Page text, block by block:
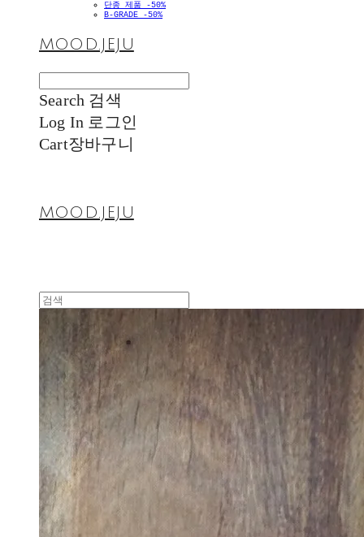
단종 제품 -50%
B-GRADE -50%
MOOD.JEJU
Search 검색
Log In 로그인
Cart장바구니
MOOD.JEJU